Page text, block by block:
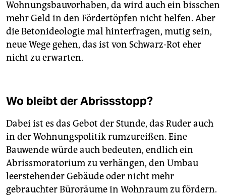
Wohnungsbauvorhaben, da wird auch ein bisschen
mehr Geld in den Fördertöpfen nicht helfen. Aber
die Betonideologie mal hinterfragen, mutig sein,
neue Wege gehen, das ist von Schwarz-Rot eher
nicht zu erwarten.
Wo bleibt der Abrissstopp?
Dabei ist es das Gebot der Stunde, das Ruder auch
in der Wohnungspolitik rumzureißen. Eine
Bauwende würde auch bedeuten, endlich ein
Abrissmoratorium zu verhängen, den Umbau
leerstehender Gebäude oder nicht mehr
gebrauchter Büroräume in Wohnraum zu fördern.